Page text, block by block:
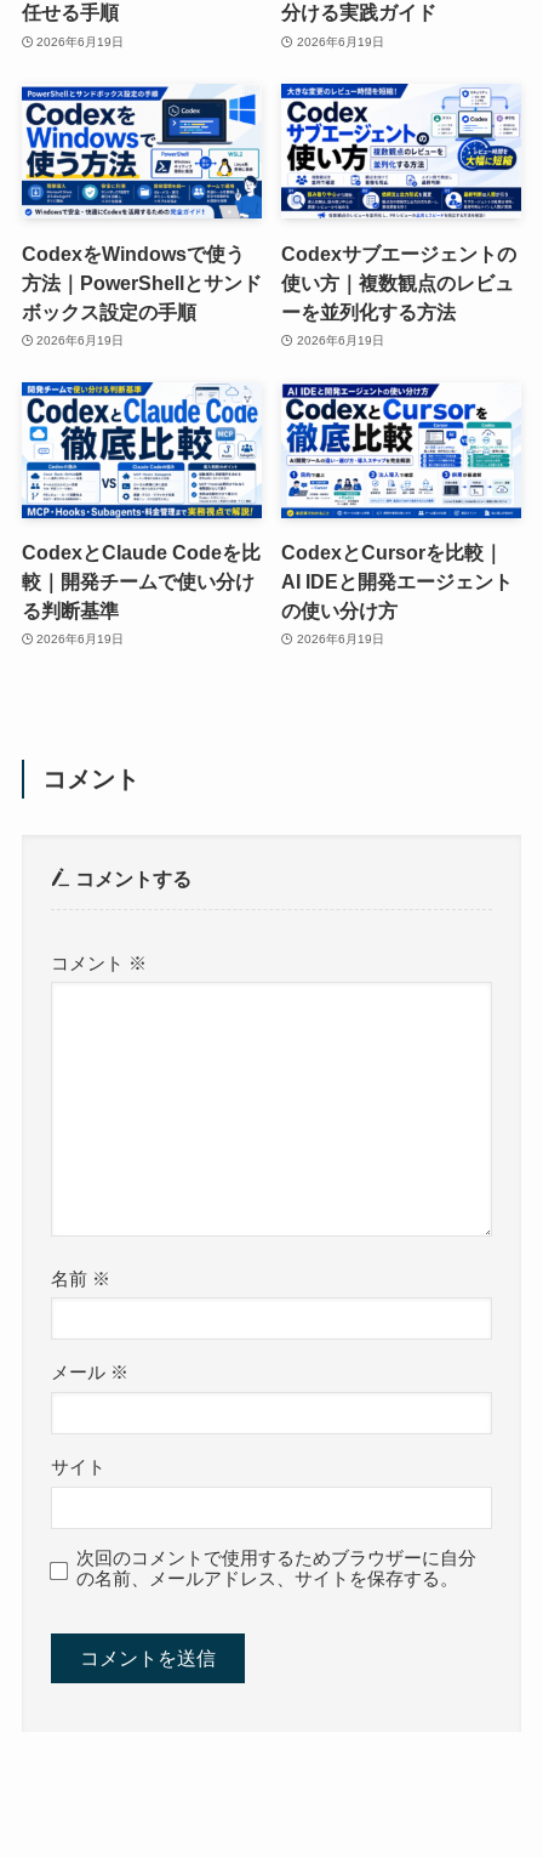
任せる手順
2026年6月19日
分ける実践ガイド
2026年6月19日
CodexをWindowsで使う
方法｜PowerShellとサンド
ボックス設定の手順
2026年6月19日
Codexサブエージェントの
使い方｜複数観点のレビュ
ーを並列化する方法
2026年6月19日
CodexとClaude Codeを比
較｜開発チームで使い分け
る判断基準
2026年6月19日
CodexとCursorを比較｜
AI IDEと開発エージェント
の使い分け方
2026年6月19日
コメント
コメントする
コメント ※
名前 ※
メール ※
サイト
次回のコメントで使用するためブラウザーに自分
の名前、メールアドレス、サイトを保存する。